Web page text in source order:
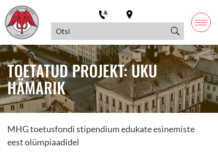
TOETATUD PROJEKT: UKU
HÄMARIK
MHG toetusfondi stipendium edukate esinemiste
eest olümpiaadidel